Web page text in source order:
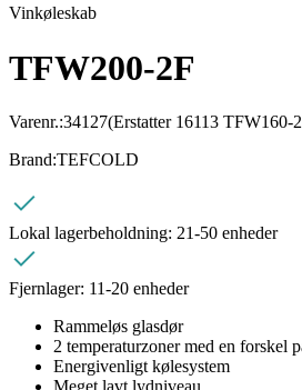
Vinkøleskab
TFW200-2F
Varenr.:34127(Erstatter 16113 TFW160-
Brand:TEFCOLD
Lokal lagerbeholdning: 21-50 enheder
Fjernlager: 11-20 enheder
Rammeløs glasdør
2 temperaturzoner med en forskel
Energivenligt kølesystem